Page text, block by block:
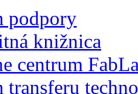
podpory
knižnica
centrum
transferu